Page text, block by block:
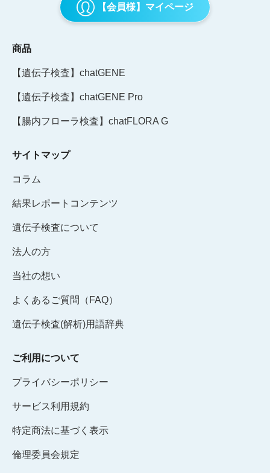
【会員様】マイページ
商品
【遺伝子検査】chatGENE
【遺伝子検査】chatGENE Pro
【腸内フローラ検査】chatFLORA G
サイトマップ
コラム
結果レポートコンテンツ
遺伝子検査について
法人の方
当社の想い
よくあるご質問（FAQ）
遺伝子検査(解析)用語辞典
ご利用について
プライバシーポリシー
サービス利用規約
特定商法に基づく表示
倫理委員会規定